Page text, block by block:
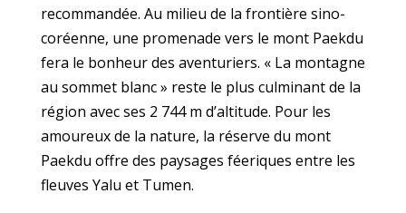
recommandée. Au milieu de la frontière sino-
coréenne, une promenade vers le mont Paekdu
fera le bonheur des aventuriers. « La montagne
au sommet blanc » reste le plus culminant de la
région avec ses 2 744 m d’altitude. Pour les
amoureux de la nature, la réserve du mont
Paekdu offre des paysages féeriques entre les
fleuves Yalu et Tumen.